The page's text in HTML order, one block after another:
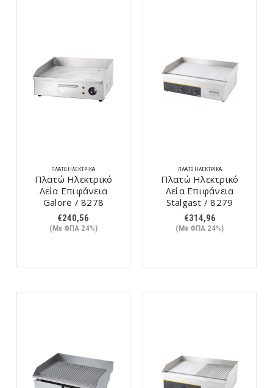
ΠΛΑΤΏ ΗΛΕΚΤΡΙΚΆ
Πλατώ Ηλεκτρικό
Λεία Επιφάνεια
Galore / 8278
€240,56
(Με ΦΠΑ 24%)
ΠΛΑΤΏ ΗΛΕΚΤΡΙΚΆ
Πλατώ Ηλεκτρικό
Λεία Επιφάνεια
Stalgast / 8279
€314,96
(Με ΦΠΑ 24%)